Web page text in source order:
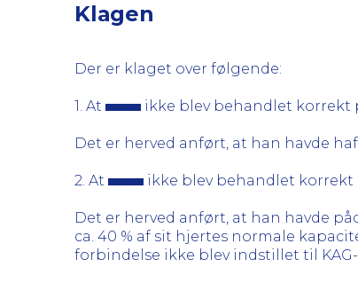
Klagen
Der er klaget over følgende:
1. At ikke blev behandlet korrekt
Det er herved anført, at han havde
2. At ikke blev behandlet korrekt
Det er herved anført, at han havde
ca. 40 % af sit hjertes normale
forbindelse ikke blev indstillet til